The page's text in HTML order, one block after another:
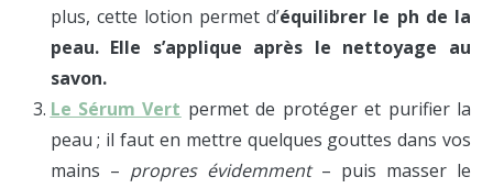
plus, cette lotion permet d’équilibrer le ph de la
peau. Elle s’applique après le nettoyage au
savon.
Le Sérum Vert permet de protéger et purifier la
peau ; il faut en mettre quelques gouttes dans vos
mains – propres évidemment– puis masser le